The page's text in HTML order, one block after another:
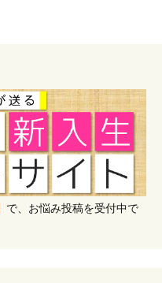
で、お悩み投稿を受付中で